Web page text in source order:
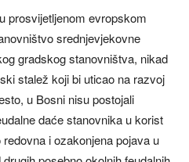
prosvijetljenom evropskom
srednjevjekovne
gradskog stanovništva, nikad
stalež koji bi uticao na razvoj
u Bosni nisu postojali
daće stanovnika u korist
i ozakonjena pojava u